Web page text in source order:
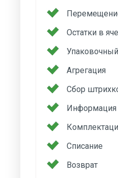
Остатки в
Агрегация
Сбор
Информация
Списание
Возврат